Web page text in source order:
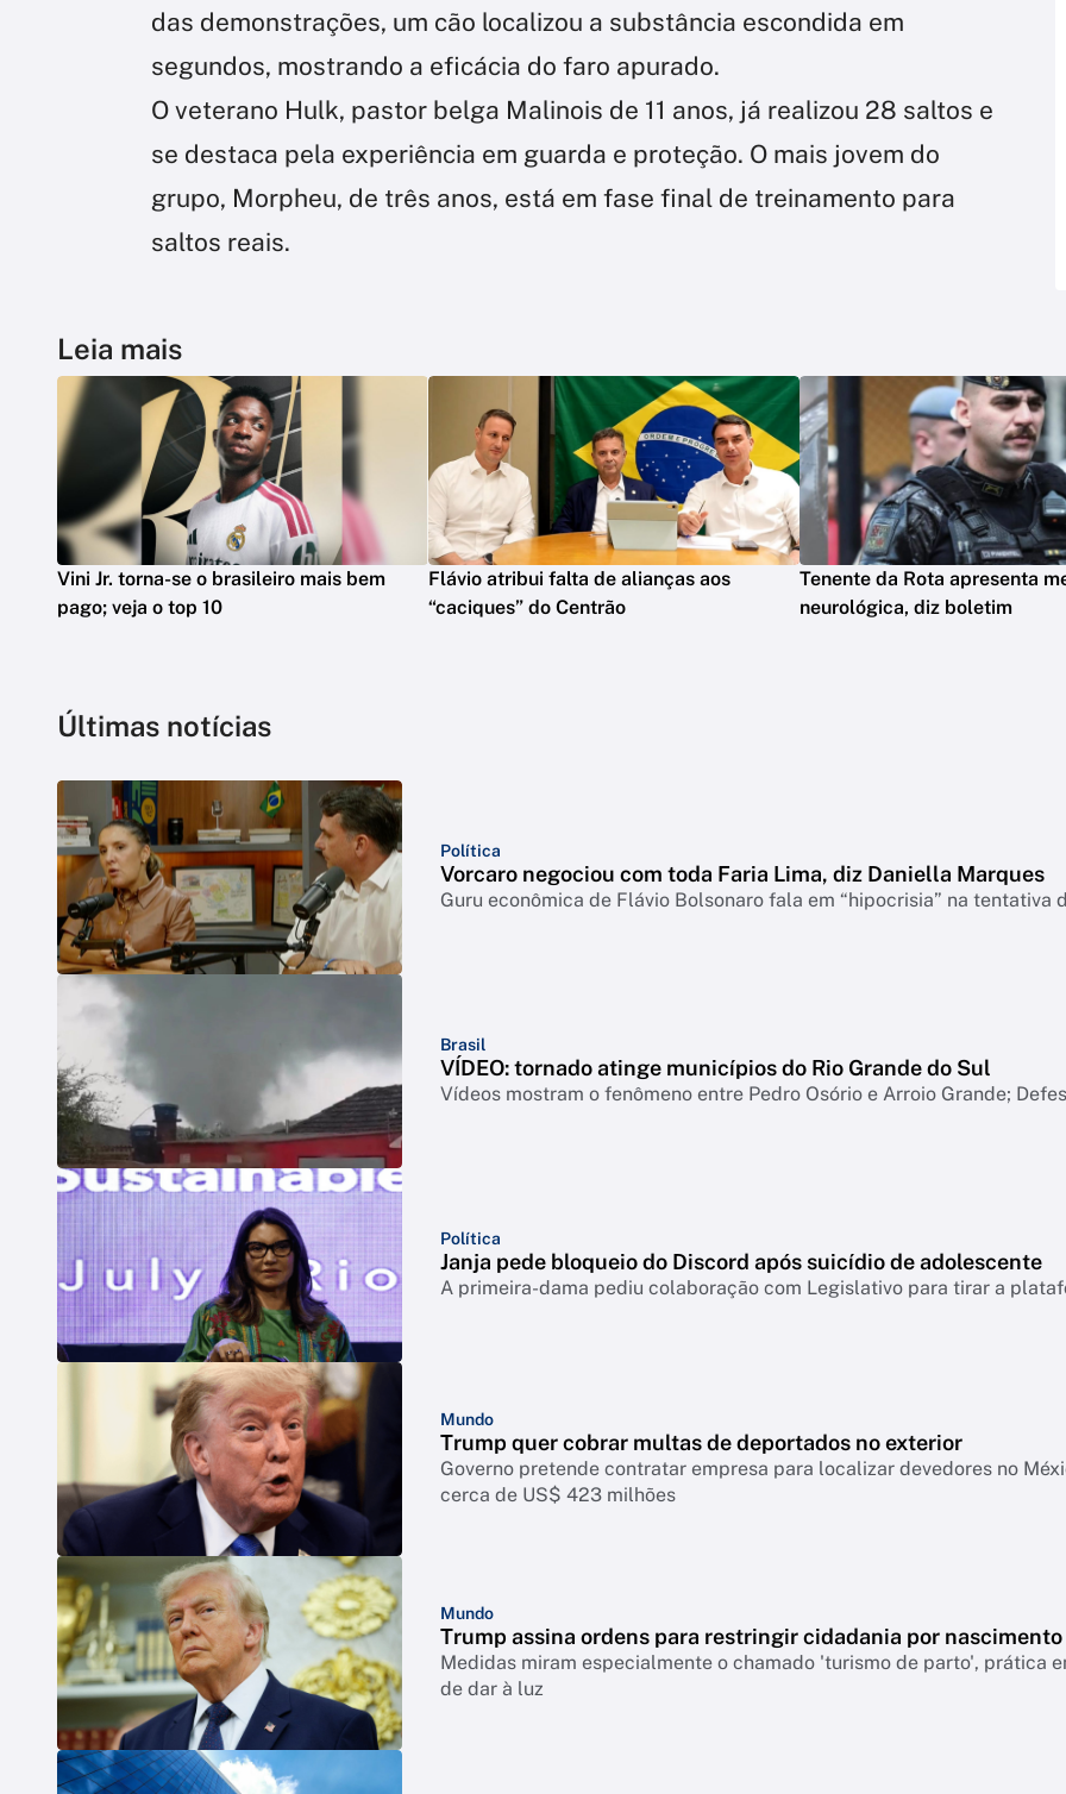
das demonstrações, um cão localizou a substância escondida em
segundos, mostrando a eficácia do faro apurado.
O veterano Hulk, pastor belga Malinois de 11 anos, já realizou 28 saltos e
se destaca pela experiência em guarda e proteção. O mais jovem do
grupo, Morpheu, de três anos, está em fase final de treinamento para
saltos reais.
Leia mais
Vini Jr. torna-se o brasileiro mais bem
pago; veja o top 10
Flávio atribui falta de alianças aos
“caciques” do Centrão
Tenente da Rota apresenta
neurológica, diz boletim
Últimas notícias
Política
Vorcaro negociou com toda Faria Lima, diz Daniella Marques
Guru econômica de Flávio Bolsonaro fala em “hipocrisia” na tentativa
Brasil
VÍDEO: tornado atinge municípios do Rio Grande do Sul
Vídeos mostram o fenômeno entre Pedro Osório e Arroio Grande;
Política
Janja pede bloqueio do Discord após suicídio de adolescente
A primeira-dama pediu colaboração com Legislativo para tirar a
Mundo
Trump quer cobrar multas de deportados no exterior
Governo pretende contratar empresa para localizar devedores no
cerca de US$ 423 milhões
Mundo
Trump assina ordens para restringir cidadania por nascimento
Medidas miram especialmente o chamado 'turismo de parto', prática
de dar à luz